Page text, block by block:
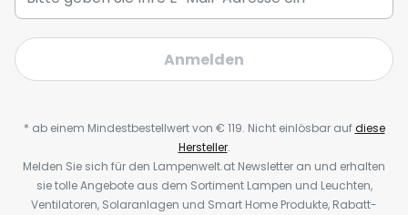
Anmelden
* ab einem Mindestbestellwert von € 119. Nicht einlösbar aufdiese
Hersteller.
Melden Sie sich für den Lampenwelt.at Newsletter an und erhalten
sie tolle Angebote aus dem Sortiment Lampen und Leuchten,
Ventilatoren, Solaranlagen und Smart Home Produkte, Rabatt-